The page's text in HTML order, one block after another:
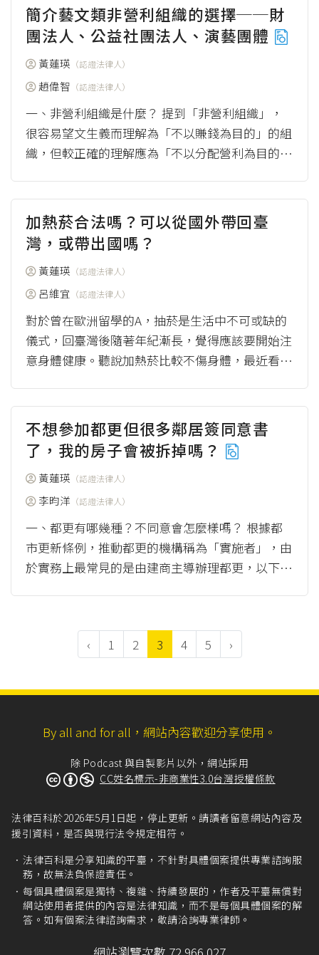
簡介藝文類非營利組織的選擇──財
團法人、公益社團法人、演藝團體
黃蓮瑛 （認證法律人）
趙偉智 （認證法律人）
一、非營利組織是什麼？ 提到「非營利組織」，
很容易望文生義而理解為「不以賺錢為目的」的組
織，但較正確的理解應為「不以分配營利為目的」
加熱菸合法嗎？可以從國外帶回臺
灣，或帶出國嗎？
黃蓮瑛 （認證法律人）
呂維宜 （認證法律人）
對於曾在歐洲留學的A，抽菸是生活中不可或缺的
儀式，回臺灣後隨著年紀漸長，覺得應該要開始注
意身體健康。聽說加熱菸比較不傷身體，最近看新
不想參加都更但很多鄰居簽同意書
了，我的房子會被拆掉嗎？
黃蓮瑛 （認證法律人）
李昀洋 （認證法律人）
一、都更有哪幾種？不同意會怎麼樣嗎？ 根據都
市更新條例，推動都更的機構稱為「實施者」，由
於實務上最常見的是由建商主導辦理都更，以下就
‹ 1 2 3 4 5 ›
By all and for all，網站內容歡迎分享使用。
除 Podcast 與自製影片以外，網站採用
CC姓名標示-非商業性3.0台灣授權條款
法律百科於2026年5月1日起，停止更新。請讀者留意網站內容及
援引資料，是否與現行法令規定相符。
法律百科是分享知識的平臺，不針對具體個案提供專業諮詢服
務，故無法負保證責任。
每個具體個案是獨特、複雜、持續發展的，作者及平臺無償對
網站使用者提供的內容是法律知識，而不是每個具體個案的解
答。如有個案法律諮詢需求，敬請洽詢專業律師。